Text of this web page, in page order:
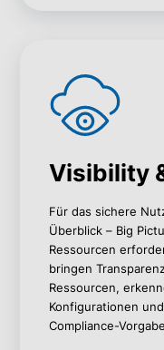
Visibility
Für das sichere
Überblick – Big
Ressourcen
bringen
Ressourcen,
Konfigurationen
Compliance-